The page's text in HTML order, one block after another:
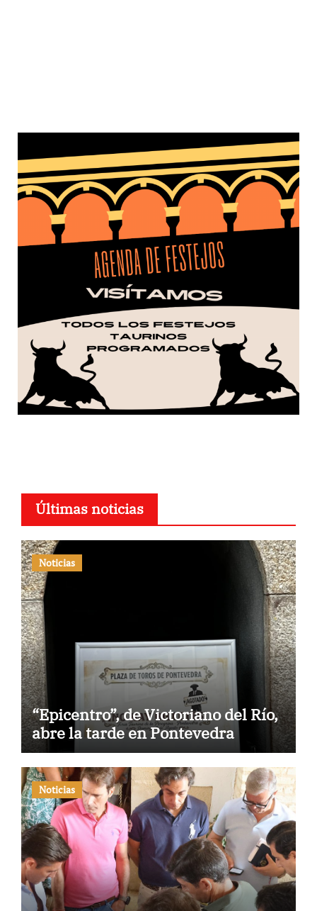
Últimas noticias
Noticias
“Epicentro”, de Victoriano del Río,
abre la tarde en Pontevedra
Noticias